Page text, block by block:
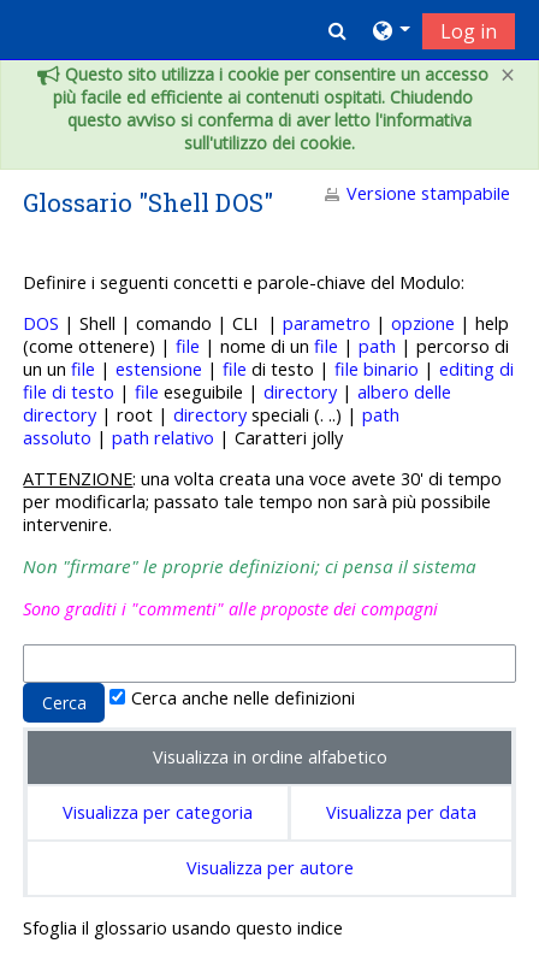
×
Questo sito utilizza i cookie per consentire un accesso
più facile ed efficiente ai contenuti ospitati. Chiudendo
questo avviso si conferma di aver letto l'informativa
sull'utilizzo dei cookie.
Toggle search
Log in
Glossario "Shell DOS" Versione stampabile
Definire i seguenti concetti e parole-chiave del Modulo:
DOS | Shell | comando | CLI |parametro |opzione | help
(come ottenere) |file | nome di unfile |path | percorso di
un unfile |estensione |file di testo |file binario |editing di
file di testo |file eseguibile |directory |albero delle
directory | root |directory speciali (. ..) |path
assoluto |path relativo | Caratteri jolly
ATTENZIONE: una volta creata una voce avete 30' di tempo
per modificarla; passato tale tempo non sarà più possibile
intervenire.
Non "firmare" le proprie definizioni; ci pensa il sistema
Sono graditi i "commenti" alle proposte dei compagni
Cerca anche nelle definizioni
Visualizza in ordine alfabetico
Visualizza per categoria Visualizza per data
Visualizza per autore
Sfoglia il glossario usando questo indice